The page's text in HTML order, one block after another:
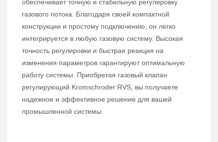
обеспечивает точную и стабильную регулировку
газового потока. Благодаря своей компактной
конструкции и простому подключению, он легко
интегрируется в любую газовую систему. Высокая
точность регулировки и быстрая реакция на
изменения параметров гарантируют оптимальную
работу системы. Приобретая газовый клапан
регулирующий Kromschroder RVS, вы получаете
надежное и эффективное решение для вашей
промышленной системы.